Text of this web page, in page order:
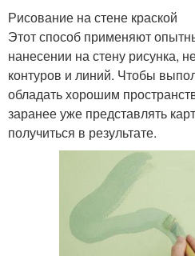
Рисование на стене краской
Этот способ применяют
нанесении на стену рисунка,
контуров и линий. Чтобы
обладать хорошим
заранее уже представлять
получиться в результате.